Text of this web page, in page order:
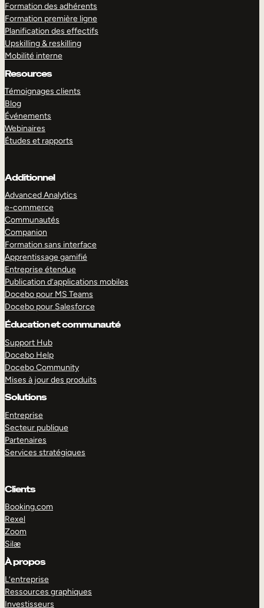
Formation des adhérents
Formation première ligne
Planification des effectifs
Upskilling & reskilling
Mobilité interne
Resources
Témoignages clients
Blog
Événements
Webinaires
Études et rapports
Additionnel
Advanced Analytics
e-commerce
Communautés
Companion
Formation sans interface
Apprentissage gamifié
Entreprise étendue
Publication d’applications mobiles
Docebo pour MS Teams
Docebo pour Salesforce
Éducation et communauté
Support Hub
Docebo Help
Docebo Community
Mises à jour des produits
Solutions
Entreprise
Secteur publique
Partenaires
Services stratégiques
Clients
Booking.com
Rexel
Zoom
Silæ
À propos
L’entreprise
Ressources graphiques
Investisseurs